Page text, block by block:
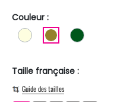
Couleur :
BLANC ECRU
KAKI VERT FONCE
Taille française :
Guide des tailles